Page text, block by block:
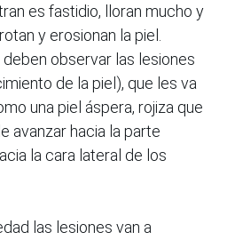
es fastidio, lloran mucho y
y erosionan la piel.
deben observar las lesiones
de la piel), que les va
una piel áspera, rojiza que
avanzar hacia la parte
la cara lateral de los
las lesiones van a